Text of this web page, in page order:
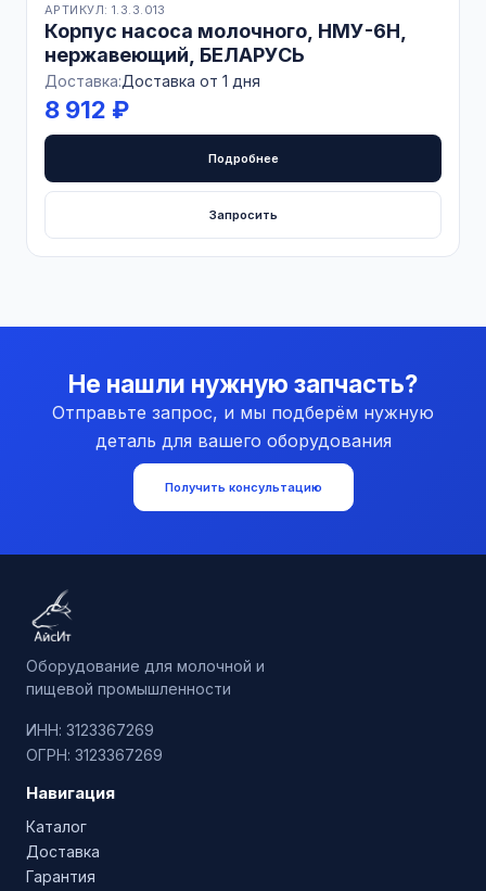
АРТИКУЛ: 1.3.3.013
Корпус насоса молочного, НМУ-6Н,
нержавеющий, БЕЛАРУСЬ
Доставка:Доставка от 1 дня
8 912 ₽
Подробнее
Запросить
Не нашли нужную запчасть?
Отправьте запрос, и мы подберём нужную
деталь для вашего оборудования
Получить консультацию
Оборудование для молочной и
пищевой промышленности
ИНН: 3123367269
ОГРН: 3123367269
Навигация
Каталог
Доставка
Гарантия